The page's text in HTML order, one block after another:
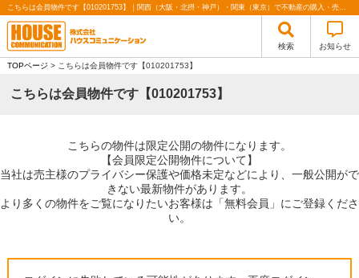
こちらは会員物件です【010201753】｜関西（大阪・北摂・神戸）・関東（東京）で不動産の購入・売却、注文住宅、リノベーションの事なら株式会社ハウスコミュニケーション
検索 お知らせ
TOPページ > こちらは会員物件です【010201753】
こちらは会員物件です【010201753】
こちらの物件は限定公開の物件になります。
【会員限定公開物件について】
当社は売主様のプライバシー保護や価格未定などにより、一般公開がで
きない最新物件があります。
より多くの物件をご覧になりたいお客様は「無料会員」にご登録くださ
い。